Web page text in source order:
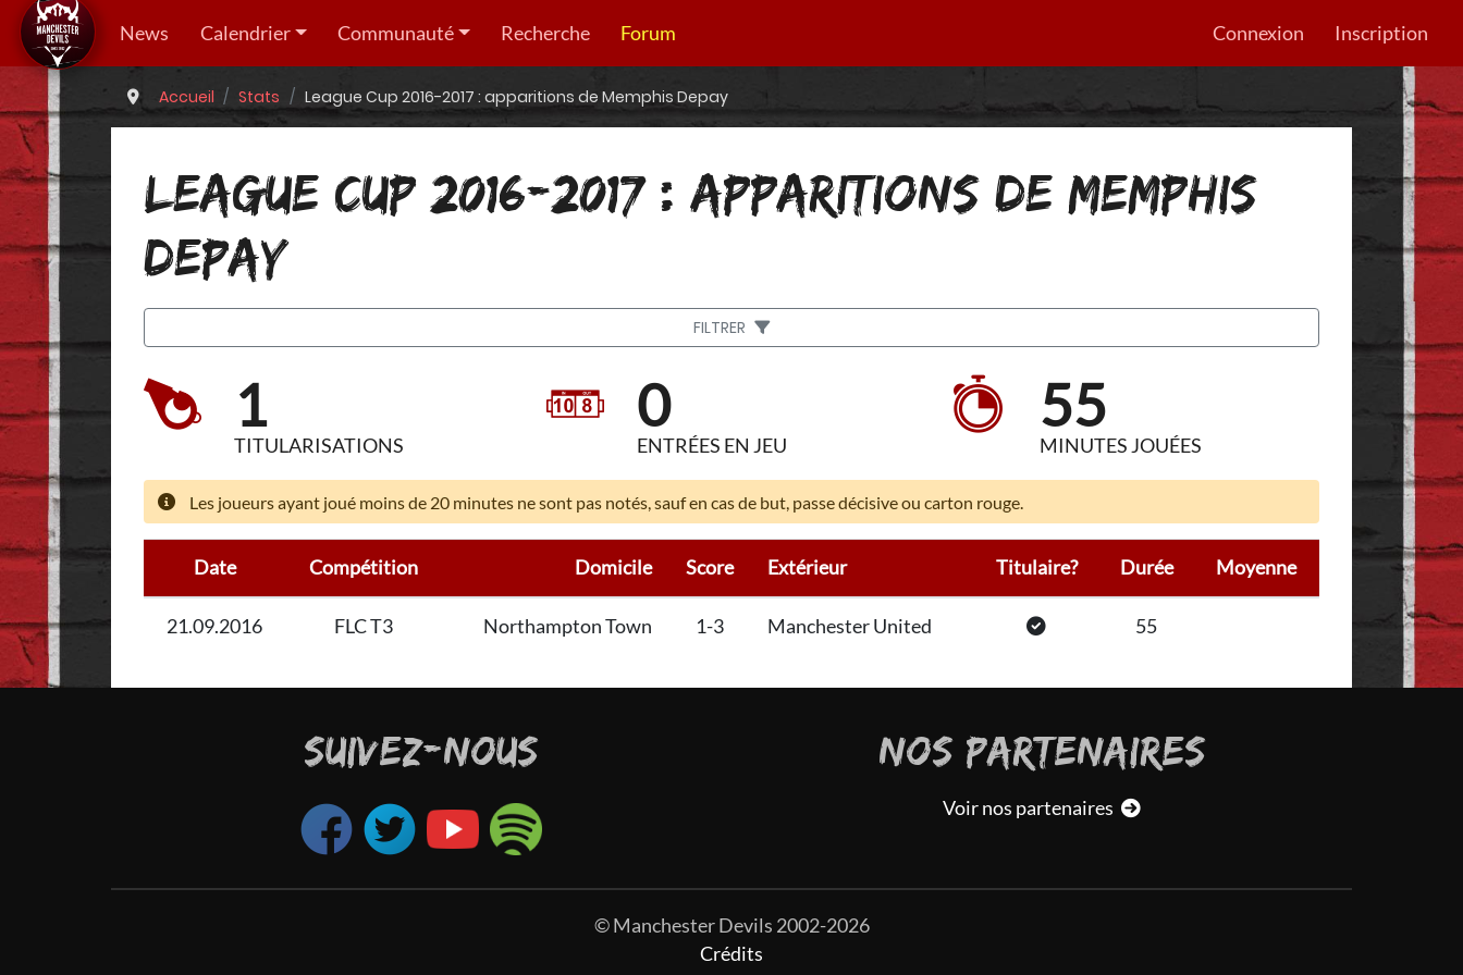
News Calendrier Communauté Recherche Forum Connexion Inscription
Accueil Stats League Cup 2016-2017 : apparitions de Memphis Depay
LEAGUE CUP 2016-2017 : APPARITIONS DE MEMPHIS
DEPAY
FILTRER
1
TITULARISATIONS
0
ENTRÉES EN JEU
55
MINUTES JOUÉES
Les joueurs ayant joué moins de 20 minutes ne sont pas notés, sauf en cas de but, passe décisive ou carton rouge.
Date Compétition Domicile Score Extérieur Titulaire? Durée Moyenne
21.09.2016 FLC T3 Northampton Town 1-3 Manchester United 55
SUIVEZ-NOUS NOS PARTENAIRES
Voir nos partenaires
© Manchester Devils 2002-2026
Crédits